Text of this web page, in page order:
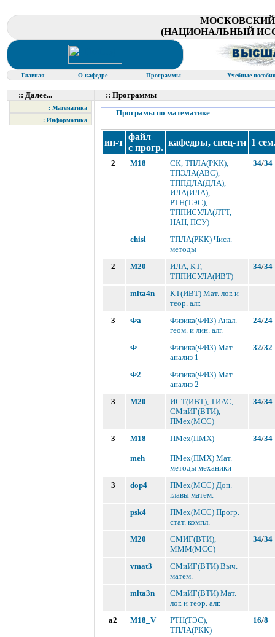
(НАЦИОНАЛЬНЫЙ
Главная О кафедре Программы Учебные
:: Далее... :: Программы
: Математика
: Информатика
Програмы по математике
ин-т
файл
с прогр.
кафедры, спец-ти 1
2 M18
СК, ТПЛА(РКК),
ТПЭЛА(АВС),
ТППДЛА(ДЛА),
ИЛА(ИЛА),
РТН(ТЭС),
ТППИСУЛА(ЛТТ,
НАН, ПСУ)
34/34
chisl
ТПЛА(РКК) Числ.
методы
2
M20
ИЛА, КТ,
ТППИСУЛА(ИВТ)
34/34
mlta4n
КТ(ИВТ) Мат. лог. и
теор. алг.
3
Фа
Физика(ФИЗ) Анал.
геом. и лин. алг.
24/24
Ф
Физика(ФИЗ) Мат.
анализ 1
32/32
Ф2
Физика(ФИЗ) Мат.
анализ 2
3
M20
ИСТ(ИВТ), ТИАС,
СМиИГ(ВТИ),
ПМех(МСС)
34/34
3 M18 ПМех(ПМХ) 34/34
meh
ПМех(ПМХ) Мат.
методы механики
3
dop4
ПМех(МСС) Доп.
главы матем.
psk4
ПМех(МСС) Прогр.
стат. компл.
M20
СМИГ(ВТИ),
МММ(МСС)
34/34
vmat3
СМиИГ(ВТИ) Выч.
матем.
mlta3n
СМиИГ(ВТИ) Мат.
лог. и теор. алг.
a2
M18_V
РТН(ТЭС),
ТПЛА(РКК)
16/8